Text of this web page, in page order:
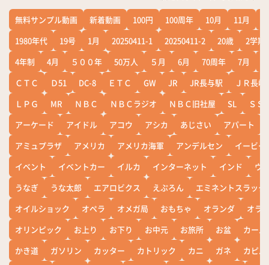
無料サンプル動画 新着動画 100円 100周年 10月 11月
1980年代
19号 1月 20250411-1 20250411-2 20歳
2学期
4年制
4月 ５００年 50万人 ５月 6月 70周年 7月
ＣＴＣ
Ｄ51 DC-8 ＥＴＣ GW JR JR長与駅
ＪＲ長崎
ＬＰＧ
MR ＮＢＣ ＮＢＣラジオ ＮＢＣ旧社屋 SL
ＳＳ
アーケード
アイドル アコウ アシカ あじさい アパート
アミュプラザ
アメリカ アメリカ海軍 アンデルセン
イービー
イベント
イベントカー イルカ インターネット インド
ウ
うなぎ
うな太郎 エアロビクス えぷろん
エミネントスラック
オイルショック
オペラ オメガ局 おもちゃ オランダ
オラ
オリンピック
お上り お下り お中元 お旅所 お盆
カー
かき道
ガソリン カッター カトリック カニ ガネ
カピバ